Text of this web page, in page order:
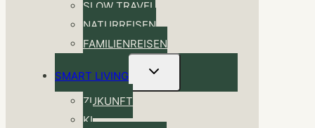
SLOW TRAVEL
NATURREISEN
FAMILIENREISEN
SMART LIVING
Untermenü
ZUKUNFT
KI